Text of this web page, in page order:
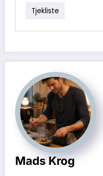
Tjekliste
Mads Krog